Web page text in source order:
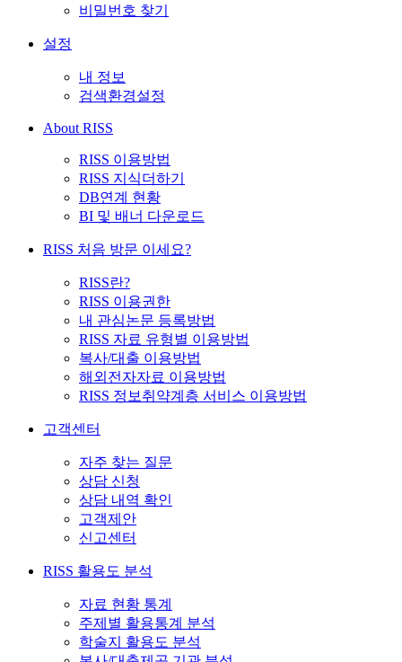
비밀번호 찾기
설정
내 정보
검색환경설정
About RISS
RISS 이용방법
RISS 지식더하기
DB연계 현황
BI 및 배너 다운로드
RISS 처음 방문 이세요?
RISS란?
RISS 이용권한
내 관심논문 등록방법
RISS 자료 유형별 이용방법
복사/대출 이용방법
해외전자자료 이용방법
RISS 정보취약계층 서비스 이용방법
고객센터
자주 찾는 질문
상담 신청
상담 내역 확인
고객제안
신고센터
RISS 활용도 분석
자료 현황 통계
주제별 활용통계 분석
학술지 활용도 분석